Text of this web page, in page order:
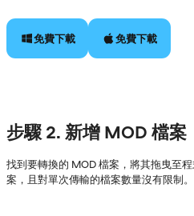
免費下載 免費下載
步驟 2. 新增 MOD 檔案
找到要轉換的 MOD 檔案，將其拖曳至
案，且對單次傳輸的檔案數量沒有限制。